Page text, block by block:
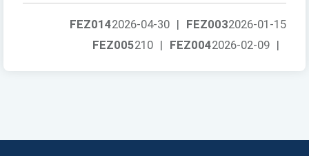
FEZ0032026-01-15
FEZ0142026-04-30 |
FEZ0042026-02-09 |
FEZ005210 |